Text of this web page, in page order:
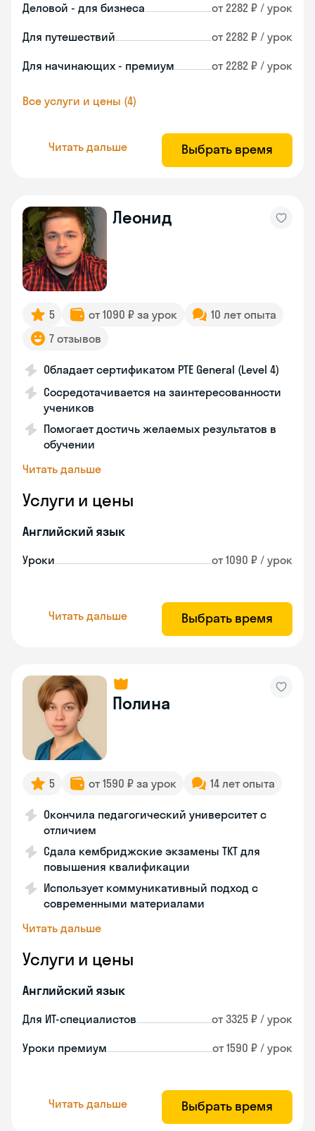
Деловой - для бизнеса от 2282 ₽ / урок
Для путешествий от 2282 ₽ / урок
Для начинающих - премиум от 2282 ₽ / урок
Все услуги и цены (4)
Читать дальше Выбрать время
Леонид
5 от 1090 ₽ за урок
10 лет опыта
7 отзывов
Обладает сертификатом PTE General (Level 4)
Сосредотачивается на заинтересованности
учеников
Помогает достичь желаемых результатов в
обучении
Читать дальше
Услуги и цены
Английский язык
Уроки от 1090 ₽ / урок
Читать дальше Выбрать время
Полина
5 от 1590 ₽ за урок 14 лет опыта
Окончила педагогический университет с
отличием
Сдала кембриджские экзамены TKT для
повышения квалификации
Использует коммуникативный подход с
современными материалами
Читать дальше
Услуги и цены
Английский язык
Для ИТ-специалистов от 3325 ₽ / урок
Уроки премиум от 1590 ₽ / урок
Читать дальше Выбрать время